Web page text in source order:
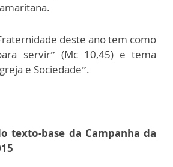
deste ano tem como
servir” (Mc 10,45) e tema
e Sociedade”.
texto-base da Campanha da